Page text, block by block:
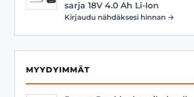
sarja 18V 4.0 Ah Li-Ion
Kirjaudu nähdäksesi hinnan →
MYYDYIMMÄT